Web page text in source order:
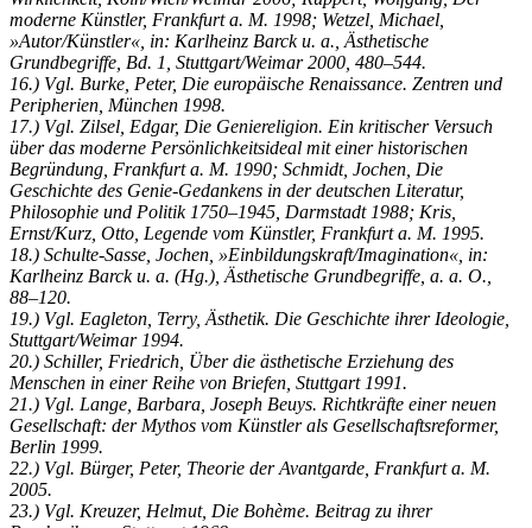
moderne Künstler, Frankfurt a. M. 1998; Wetzel, Michael,
»Autor/Künstler«, in: Karlheinz Barck u. a., Ästhetische
Grundbegriffe, Bd. 1, Stuttgart/Weimar 2000, 480–544.
16.) Vgl. Burke, Peter, Die europäische Renaissance. Zentren und
Peripherien, München 1998.
17.) Vgl. Zilsel, Edgar, Die Geniereligion. Ein kritischer Versuch
über das moderne Persönlichkeitsideal mit einer historischen
Begründung, Frankfurt a. M. 1990; Schmidt, Jochen, Die
Geschichte des Genie-Gedankens in der deutschen Literatur,
Philosophie und Politik 1750–1945, Darmstadt 1988; Kris,
Ernst/Kurz, Otto, Legende vom Künstler, Frankfurt a. M. 1995.
18.) Schulte-Sasse, Jochen, »Einbildungskraft/Imagination«, in:
Karlheinz Barck u. a. (Hg.), Ästhetische Grundbegriffe, a. a. O.,
88–120.
19.) Vgl. Eagleton, Terry, Ästhetik. Die Geschichte ihrer Ideologie,
Stuttgart/Weimar 1994.
20.) Schiller, Friedrich, Über die ästhetische Erziehung des
Menschen in einer Reihe von Briefen, Stuttgart 1991.
21.) Vgl. Lange, Barbara, Joseph Beuys. Richtkräfte einer neuen
Gesellschaft: der Mythos vom Künstler als Gesellschaftsreformer,
Berlin 1999.
22.) Vgl. Bürger, Peter, Theorie der Avantgarde, Frankfurt a. M.
2005.
23.) Vgl. Kreuzer, Helmut, Die Bohème. Beitrag zu ihrer